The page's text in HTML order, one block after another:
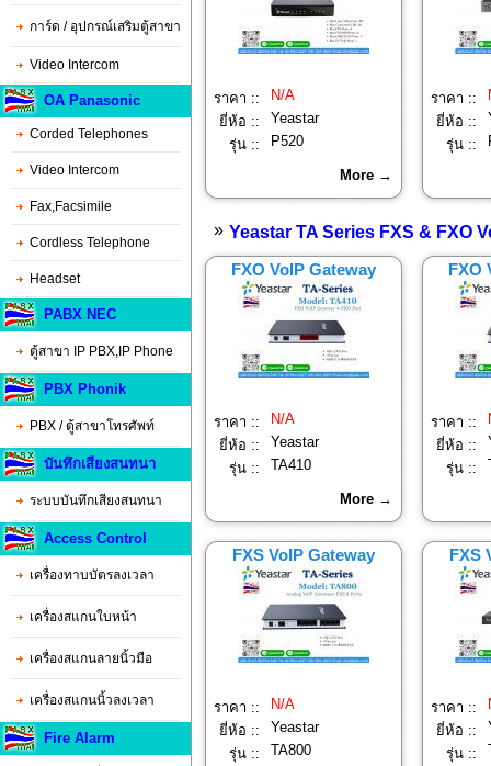
การ์ด / อุปกรณ์เสริมตู้สาขา
Video Intercom
OA Panasonic
Corded Telephones
Video Intercom
Fax,Facsimile
Cordless Telephone
Headset
PABX NEC
ตู้สาขา IP PBX,IP Phone
PBX Phonik
PBX / ตู้สาขาโทรศัพท์
บันทึกเสียงสนทนา
ระบบบันทึกเสียงสนทนา
Access Control
เครื่องทาบบัตรลงเวลา
เครื่องสแกนใบหน้า
เครื่องสแกนลายนิ้วมือ
เครื่องสแกนนิ้วลงเวลา
Fire Alarm
ราคา ::
N/A
ยี่ห้อ ::
Yeastar
รุ่น ::
P520
More →
ราคา ::
ยี่ห้อ ::
รุ่น ::
» Yeastar TA Series FXS & FXO
FXO VoIP Gateway
ราคา ::
N/A
ยี่ห้อ ::
Yeastar
รุ่น ::
TA410
More →
FXO
ราคา ::
ยี่ห้อ ::
รุ่น ::
FXS VoIP Gateway
ราคา ::
N/A
ยี่ห้อ ::
Yeastar
รุ่น ::
TA800
FXS
ราคา ::
ยี่ห้อ ::
รุ่น ::